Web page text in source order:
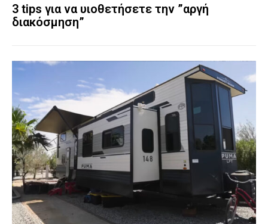
3 tips για να υιοθετήσετε την ”αργή
διακόσμηση”